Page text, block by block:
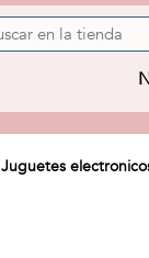
Juguetes